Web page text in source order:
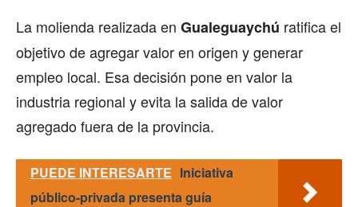
La molienda realizada en Gualeguaychú ratifica el
objetivo de agregar valor en origen y generar
empleo local. Esa decisión pone en valor la
industria regional y evita la salida de valor
agregado fuera de la provincia.
PUEDE INTERESARTE Iniciativa
público-privada presenta guía